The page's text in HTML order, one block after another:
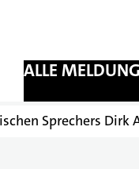
ALLE
Sprechers